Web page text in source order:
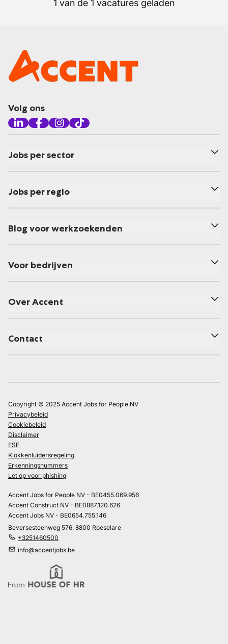
1 van de 1 vacatures geladen
Volg ons
Jobs per sector
Jobs per regio
Blog voor werkzoekenden
Voor bedrijven
Over Accent
Contact
Copyright © 2025 Accent Jobs for People NV
Privacybeleid
Cookiebeleid
Disclaimer
ESF
Klokkenluidersregeling
Erkenningsnummers
Let op voor phishing
Accent Jobs for People NV - BE0455.069.956
Accent Construct NV - BE0887.120.626
Accent Jobs NV - BE0654.755.146
Beversesteenweg 576, 8800 Roeselare
+3251460500
info@accentjobs.be